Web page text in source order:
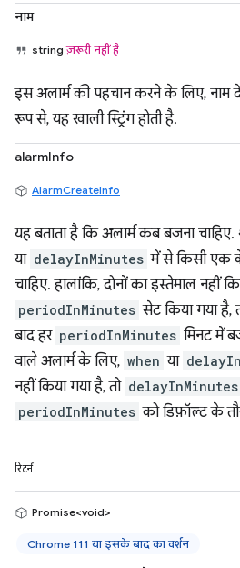
नाम
stringज़रूरी नहीं है
इस अलार्म की पहचान करने के लिए, नाम
रूप से, यह खाली स्ट्रिंग होती है.
alarmInfo
AlarmCreateInfo
यह बताता है कि अलार्म कब बजना
या delayInMinutes में से किसी एक
चाहिए. हालांकि, दोनों का इस्तेमाल नहीं
periodInMinutes सेट किया गया
बाद हर periodInMinutes मिनट में
वाले अलार्म के लिए, when या
नहीं किया गया है, तो delayInMinutes
periodInMinutes को डिफ़ॉल्ट के
रिटर्न
Promise<void>
Chrome 111 या इसके बाद का वर्शन